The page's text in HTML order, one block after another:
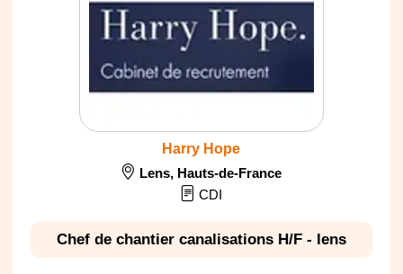
Harry Hope
Lens, Hauts-de-France
CDI
Chef de chantier canalisations H/F - lens